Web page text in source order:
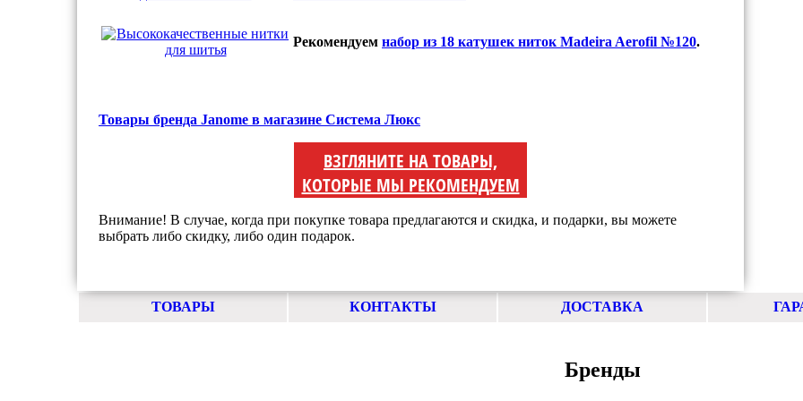
Рекомендуем набор из 18 катушек ниток Madeira Aerofil №120.
Товары бренда Janome в магазине Система Люкс
ВЗГЛЯНИТЕ НА ТОВАРЫ,
КОТОРЫЕ МЫ РЕКОМЕНДУЕМ
Внимание! В случае, когда при покупке товара предлагаются и скидка, и подарки, вы можете
выбрать либо скидку, либо один подарок.
ТОВАРЫ КОНТАКТЫ ДОСТАВКА
Бренды